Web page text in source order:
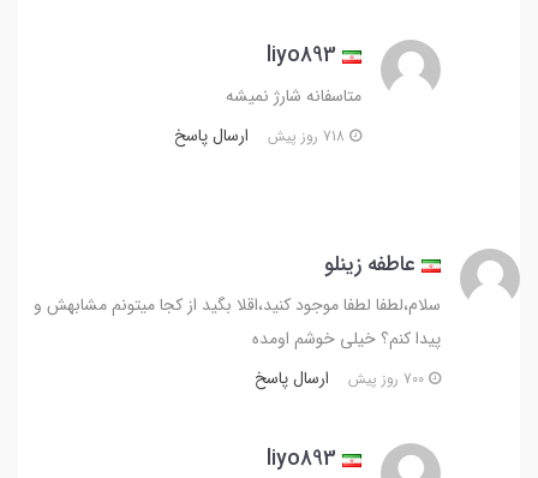
liyo893
متاسفانه شارژ نمیشه
ارسال پاسخ
عاطفه زینلو
سلام،لطفا لطفا موجود کنید،اقلا بگید از کجا میتونم مشابهش و
پیدا کنم؟ خیلی خوشم اومده
ارسال پاسخ
liyo893